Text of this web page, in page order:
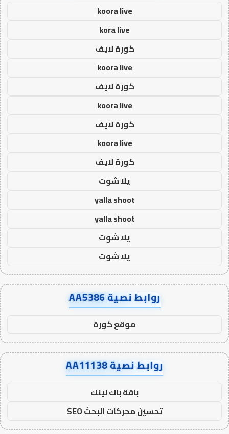
koora live
kora live
كورة لايف
koora live
كورة لايف
koora live
كورة لايف
koora live
كورة لايف
يلا شوت
yalla shoot
yalla shoot
يلا شوت
يلا شوت
روابط نصية AA5386
موقع كورة
روابط نصية AA11138
باقة باك لينك
تحسين محركات البحث SEO